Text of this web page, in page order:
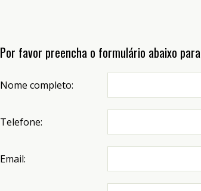
Por favor preencha o formulário abaixo
Nome completo:
Telefone:
Email: